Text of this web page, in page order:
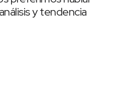
y tendencia